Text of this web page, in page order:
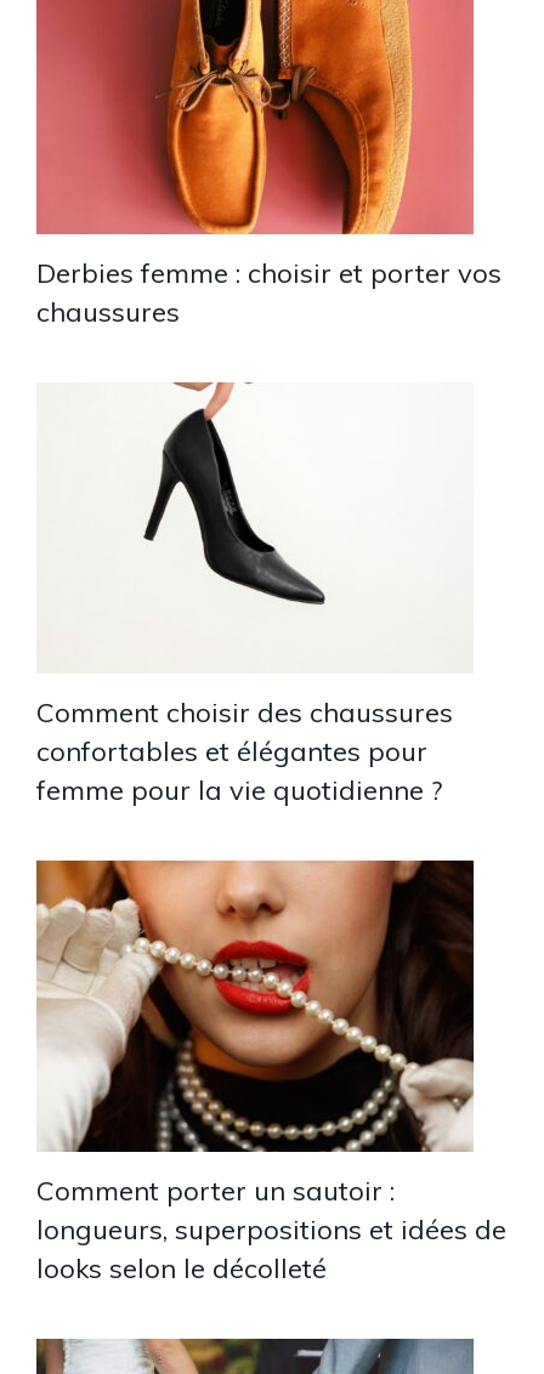
Derbies femme : choisir et porter vos
chaussures
Comment choisir des chaussures
confortables et élégantes pour
femme pour la vie quotidienne ?
Comment porter un sautoir :
longueurs, superpositions et idées de
looks selon le décolleté